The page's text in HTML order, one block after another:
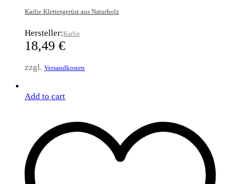
Karlie Klettergerüst aus Naturholz
Hersteller:Karlie
18,49 €
zzgl. Versandkosten
Add to cart